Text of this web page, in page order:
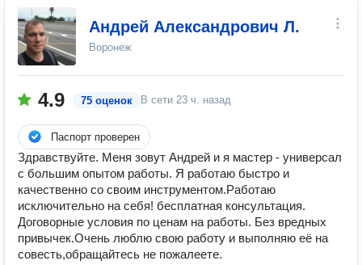
Андрей Александрович Л.
Воронеж
4.9 75 оценок В сети 23 ч. назад
Паспорт проверен
Здравствуйте. Меня зовут Андрей и я мастер - универсал
с большим опытом работы. Я работаю быстро и
качественно со своим инструментом.Работаю
исключительно на себя! бесплатная консультация.
Договорные условия по ценам на работы. Без вредных
привычек.Очень люблю свою работу и выполняю её на
совесть,обращайтесь не пожалеете.